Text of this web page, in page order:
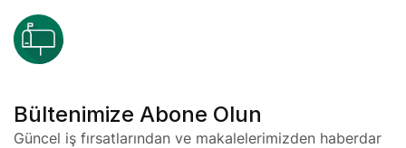
Bültenimize Abone Olun
Güncel iş fırsatlarından ve makalelerimizden haberdar